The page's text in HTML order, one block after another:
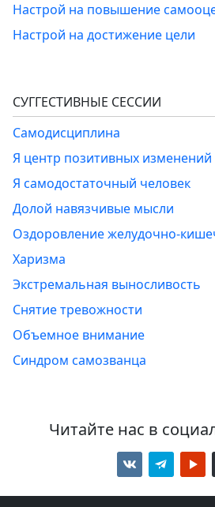
Настрой на повышение
Настрой на достижение цели
СУГГЕСТИВНЫЕ СЕССИИ
Самодисциплина
Я центр позитивных изменений
Я самодостаточный человек
Долой навязчивые мысли
Оздоровление желудочно-
Харизма
Экстремальная выносливость
Снятие тревожности
Объемное внимание
Синдром самозванца
Читайте нас в